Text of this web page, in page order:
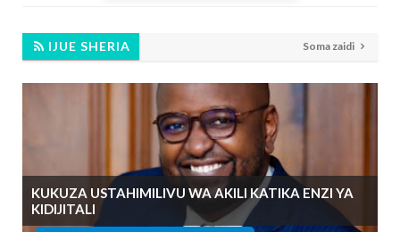
IJUE SHERIA Soma zaidi
KUKUZA USTAHIMILIVU WA AKILI KATIKA ENZI YA
KIDIJITALI